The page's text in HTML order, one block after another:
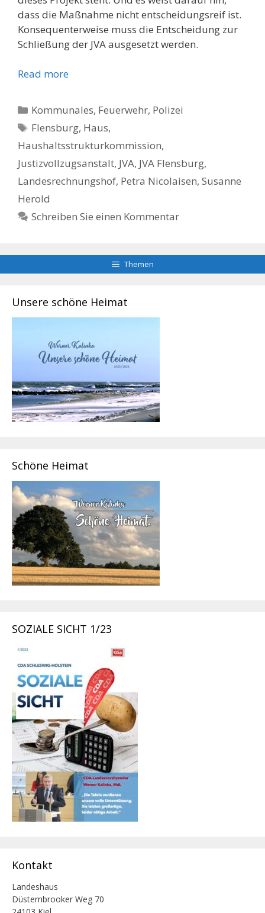
dass die Maßnahme nicht entscheidungsreif ist.
Konsequenterweise muss die Entscheidung zur
Schließung der JVA ausgesetzt werden.
Read more
Kategorien
Kommunales, Feuerwehr, Polizei
Schlagwörter
Flensburg, Haus,
Haushaltsstrukturkommission,
Justizvollzugsanstalt, JVA, JVA Flensburg,
Landesrechnungshof, Petra Nicolaisen, Susanne
Herold
Schreiben Sie einen Kommentar
Themen
Unsere schöne Heimat
Schöne Heimat
SOZIALE SICHT 1/23
Kontakt
Landeshaus
Düsternbrooker Weg 70